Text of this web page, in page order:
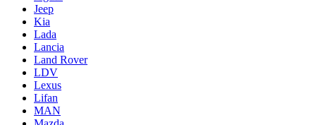
Jeep
Kia
Lada
Lancia
Land Rover
LDV
Lexus
Lifan
MAN